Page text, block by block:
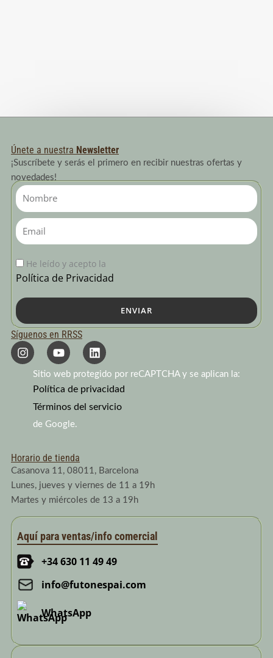
Únete a nuestra Newsletter
¡Suscríbete y serás el primero en recibir nuestras ofertas y
novedades!
Nombre
Email
He leído y acepto la
Política de Privacidad
ENVIAR
Síguenos en RRSS
I
n
s
Y
o
u
t
u
b
L
i
n
k
e
d
Sitio web protegido por reCAPTCHA y se aplican la:
Política de privacidad
Términos del servicio
de Google.
Horario de tienda
Casanova 11, 08011, Barcelona
Lunes, jueves y viernes de 11 a 19h
Martes y miércoles de 13 a 19h
Aquí para ventas/info comercial
+34 630 11 49 49
info@futonespai.com
WhatsApp